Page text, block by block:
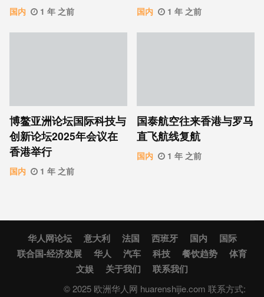
国内 1 年 之前 国内 1 年 之前
博鳌亚洲论坛国际科技与
创新论坛2025年会议在
香港举行
国内 1 年 之前
国泰航空往来香港与罗马
直飞航线复航
国内 1 年 之前
华人网论坛 意大利 法国 西班牙 国内
国际
联合国-经济发展
华人 汽车 科技 餐饮趋势
体育
文娱
关于我们 联系我们
© 2025 欧洲华人网 huarenshijie.com 联系方式: